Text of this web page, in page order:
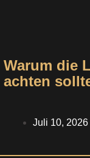
Warum die
achten
Juli 10, 2026